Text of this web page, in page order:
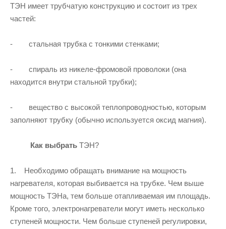
ТЭН имеет трубчатую конструкцию и состоит из трех
частей:
- стальная трубка с тонкими стенками;
- спираль из никеле-фромовой проволоки (она
находится внутри стальной трубки);
- вещество с высокой теплопроводностью, которым
заполняют трубку (обычно используется оксид магния).
Как выбрать ТЭН?
1. Необходимо обращать внимание на мощность
нагревателя, которая выбивается на трубке. Чем выше
мощность ТЭНа, тем больше отапливаемая им площадь.
Кроме того, электронагреватели могут иметь несколько
ступеней мощности. Чем больше ступеней регулировки,